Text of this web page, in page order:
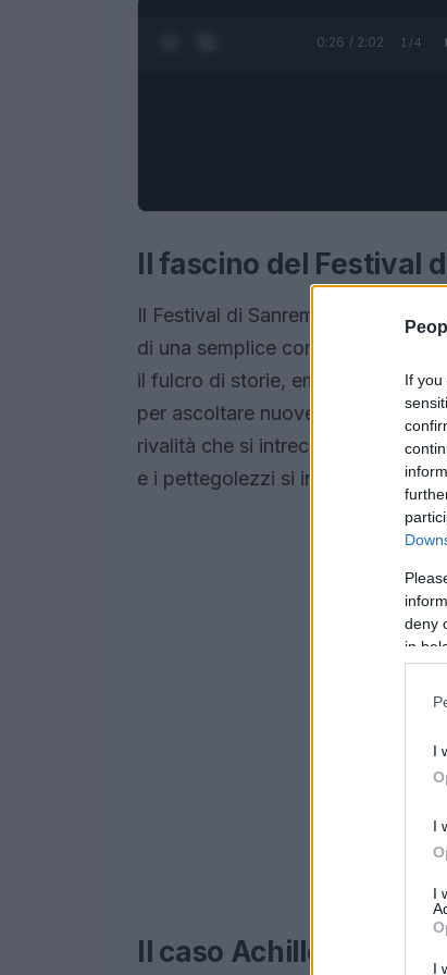
If
deny
in
I
I
I
I
0:28 / 2:02 1 /4
Il fascino del Festival
Il Festival di Sanremo, un evento
di una semplice competizione
il fulcro di storie, emozioni e,
per ascoltare nuove canzoni, ma
rivalità che si intrecciano tra i
e i pettegolezzi si intensificano,
Il caso Achille Lauro e